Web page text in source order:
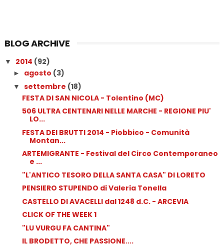
BLOG ARCHIVE
▼ 2014 (92)
► agosto (3)
▼ settembre (18)
FESTA DI SAN NICOLA - Tolentino (MC)
506 ULTRA CENTENARI NELLE MARCHE - REGIONE PIU'
LO...
FESTA DEI BRUTTI 2014 - Piobbico - Comunità
Montan...
ARTEMIGRANTE - Festival del Circo Contemporaneo
e ...
"L'ANTICO TESORO DELLA SANTA CASA" DI LORETO
PENSIERO STUPENDO di Valeria Tonella
CASTELLO DI AVACELLI dal 1248 d.C. - ARCEVIA
CLICK OF THE WEEK 1
"LU VURGU FA CANTINA"
IL BRODETTO, CHE PASSIONE....